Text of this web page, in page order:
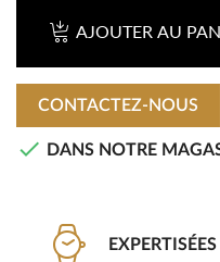
AJOUTER AU
CONTACTEZ-NOUS
 DANS NOTRE